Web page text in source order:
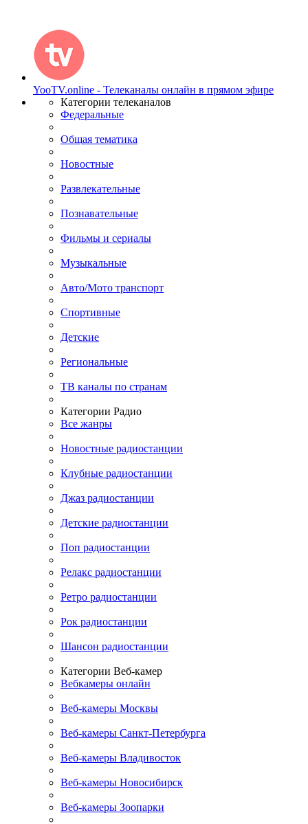
YooTV.online - Телеканалы онлайн в прямом эфире
Категории телеканалов
Федеральные
Общая тематика
Новостные
Развлекательные
Познавательные
Фильмы и сериалы
Музыкальные
Авто/Мото транспорт
Спортивные
Детские
Региональные
ТВ каналы по странам
Категории Радио
Все жанры
Новостные радиостанции
Клубные радиостанции
Джаз радиостанции
Детские радиостанции
Поп радиостанции
Релакс радиостанции
Ретро радиостанции
Рок радиостанции
Шансон радиостанции
Категории Веб-камер
Вебкамеры онлайн
Веб-камеры Москвы
Веб-камеры Санкт-Петербурга
Веб-камеры Владивосток
Веб-камеры Новосибирск
Веб-камеры Зоопарки